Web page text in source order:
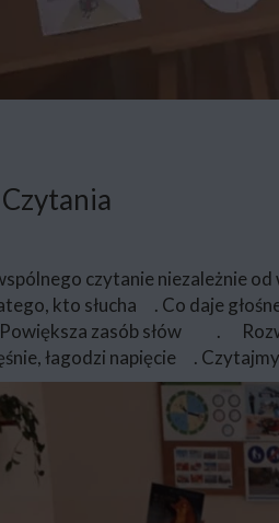
czytanie niezależnie
kto słucha
. Co daje
Powiększa zasób słów .
łagodzi napięcie .